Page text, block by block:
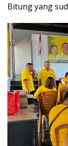
Bitung yang